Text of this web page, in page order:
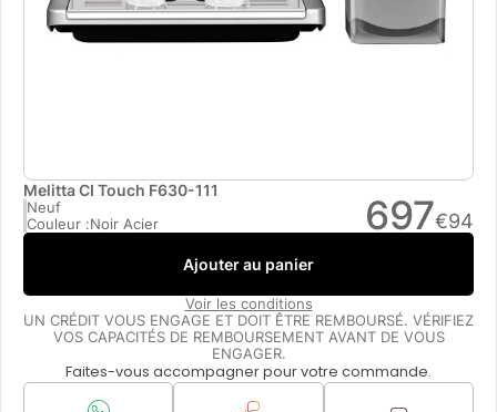
Melitta CI Touch F630-111
Neuf
Couleur :Noir Acier 697€94
Ajouter au panier
Voir les conditions
UN CRÉDIT VOUS ENGAGE ET DOIT ÊTRE REMBOURSÉ. VÉRIFIEZ
VOS CAPACITÉS DE REMBOURSEMENT AVANT DE VOUS
ENGAGER.
Faites-vous accompagner pour votre commande.